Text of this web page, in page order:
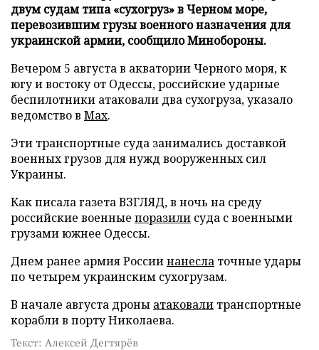
двум судам типа «сухогруз» в Черном море,
перевозившим грузы военного назначения для
украинской армии, сообщило Минобороны.
Вечером 5 августа в акватории Черного моря, к
югу и востоку от Одессы, российские ударные
беспилотники атаковали два сухогруза, указало
ведомство в Max.
Эти транспортные суда занимались доставкой
военных грузов для нужд вооруженных сил
Украины.
Как писала газета ВЗГЛЯД, в ночь на среду
российские военные поразили суда с военными
грузами южнее Одессы.
Днем ранее армия Россиинанесла точные удары
по четырем украинским сухогрузам.
В начале августа дроны атаковали транспортные
корабли в порту Николаева.
Текст: Алексей Дегтярёв